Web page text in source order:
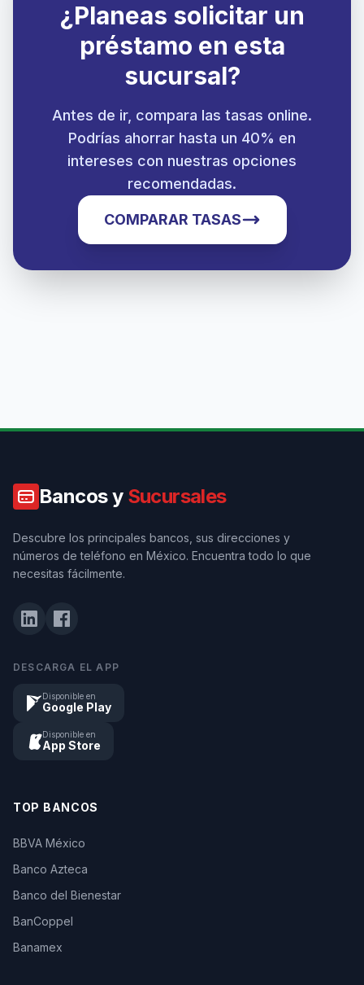
¿Planeas solicitar un
préstamo en esta
sucursal?
Antes de ir, compara las tasas online.
Podrías ahorrar hasta un 40% en
intereses con nuestras opciones
recomendadas.
COMPARAR TASAS
Bancos y Sucursales
Descubre los principales bancos, sus direcciones y
números de teléfono en México. Encuentra todo lo que
necesitas fácilmente.
DESCARGA EL APP
Disponible en
Google Play
Disponible en
App Store
TOP BANCOS
BBVA México
Banco Azteca
Banco del Bienestar
BanCoppel
Banamex